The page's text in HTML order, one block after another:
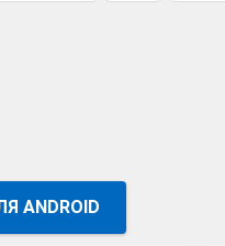
ANDROID